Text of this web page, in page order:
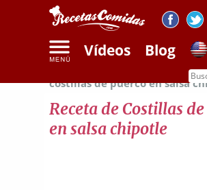
Vídeos Blog
costillas de puerco en salsa
Receta de Costillas
en salsa chipotle